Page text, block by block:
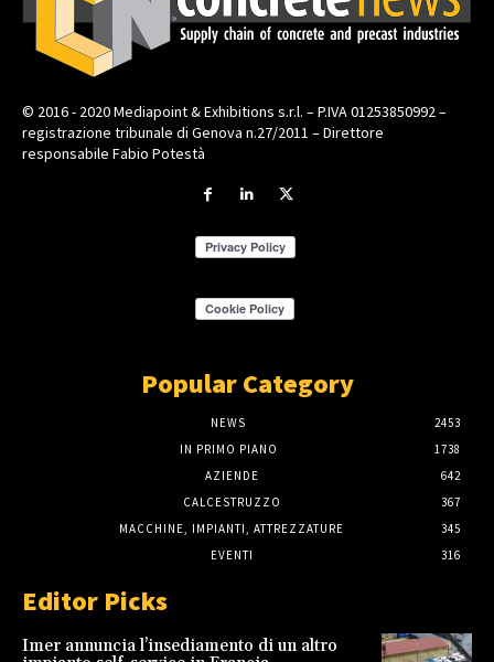
© 2016 - 2020 Mediapoint & Exhibitions s.r.l. – P.IVA 01253850992 –
registrazione tribunale di Genova n.27/2011 – Direttore
responsabile Fabio Potestà
Popular Category
NEWS
2453
IN PRIMO PIANO
1738
AZIENDE
642
CALCESTRUZZO
367
MACCHINE, IMPIANTI, ATTREZZATURE
345
EVENTI
316
Editor Picks
Imer annuncia l’insediamento di un altro